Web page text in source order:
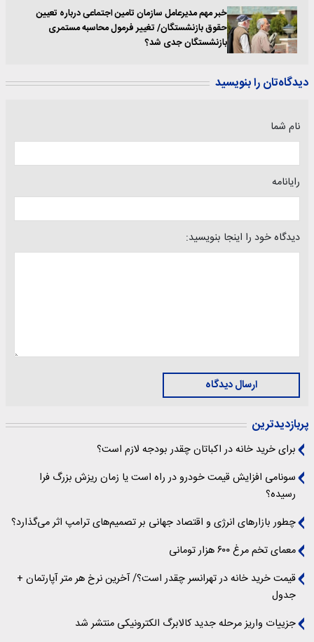
خبر مهم مدیرعامل سازمان تامین اجتماعی درباره تعیین
حقوق بازنشستگان/ تغییر فرمول محاسبه مستمری
بازنشستگان جدی شد؟
دیدگاه‌تان را بنویسید
نام شما
رایانامه
دیدگاه خود را اینجا بنویسید:
ارسال دیدگاه
پربازدیدترین
برای خرید خانه در اکباتان چقدر بودجه لازم است؟
سونامی افزایش قیمت خودرو در راه است یا زمان ریزش بزرگ فرا
رسیده؟
چطور بازارهای انرژی و اقتصاد جهانی بر تصمیم‌های ترامپ اثر می‌گذارد؟
معمای تخم مرغ ۶۰۰ هزار تومانی
قیمت خرید خانه در تهرانسر چقدر است؟/ آخرین نرخ هر متر آپارتمان +
جدول
جزییات واریز مرحله جدید کالابرگ الکترونیکی منتشر شد